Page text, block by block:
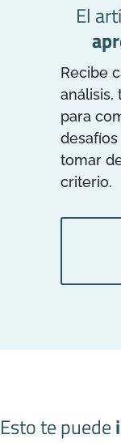
El
Recibe
análisis,
para
tomar
criterio.
Esto te puede